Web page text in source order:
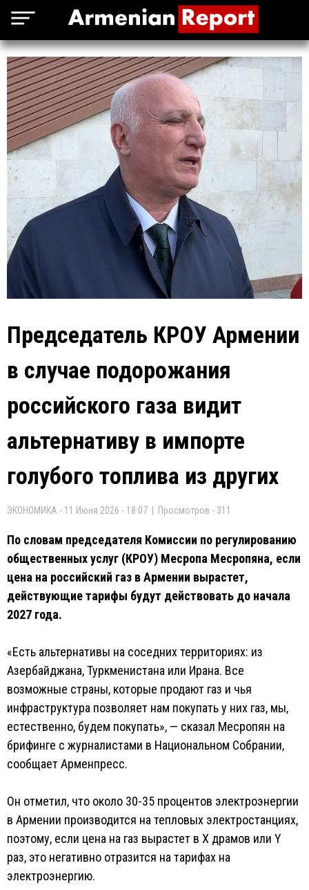
Председатель КРОУ Армении
в случае подорожания
российского газа видит
альтернативу в импорте
голубого топлива из других
ЭКОНОМИКА - 11 Июня 2026 - 18:07 | Просмотров - 311
По словам председателя Комиссии по регулированию
общественных услуг (КРОУ) Месропа Месропяна, если
цена на российский газ в Армении вырастет,
действующие тарифы будут действовать до начала
2027 года.
«Есть альтернативы на соседних территориях: из
Азербайджана, Туркменистана или Ирана. Все
возможные страны, которые продают газ и чья
инфраструктура позволяет нам покупать у них газ, мы,
естественно, будем покупать», — сказал Месропян на
брифинге с журналистами в Национальном Собрании,
сообщает Арменпресс.
Он отметил, что около 30-35 процентов электроэнергии
в Армении производится на тепловых электростанциях,
поэтому, если цена на газ вырастет в X драмов или Y
раз, это негативно отразится на тарифах на
электроэнергию.